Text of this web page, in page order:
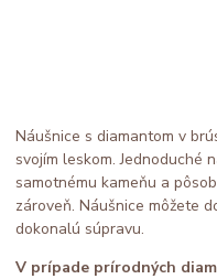
Náušnice s diamantom v
svojím leskom. Jednoduché
samotnému kameňu a
zároveň. Náušnice môžete
dokonalú súpravu.
V prípade prírodných